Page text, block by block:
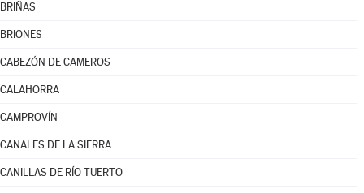
BRIÑAS
BRIONES
CABEZÓN DE CAMEROS
CALAHORRA
CAMPROVÍN
CANALES DE LA SIERRA
CANILLAS DE RÍO TUERTO